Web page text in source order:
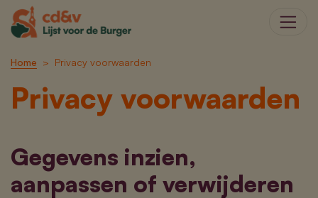
Home Privacy voorwaarden
Privacy voorwaarden
Gegevens inzien,
aanpassen of verwijderen